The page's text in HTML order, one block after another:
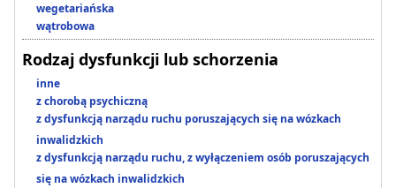
wegetariańska
wątrobowa
Rodzaj dysfunkcji lub schorzenia
inne
z chorobą psychiczną
z dysfunkcją narządu ruchu poruszających się na wózkach
inwalidzkich
z dysfunkcją narządu ruchu, z wyłączeniem osób poruszających
się na wózkach inwalidzkich